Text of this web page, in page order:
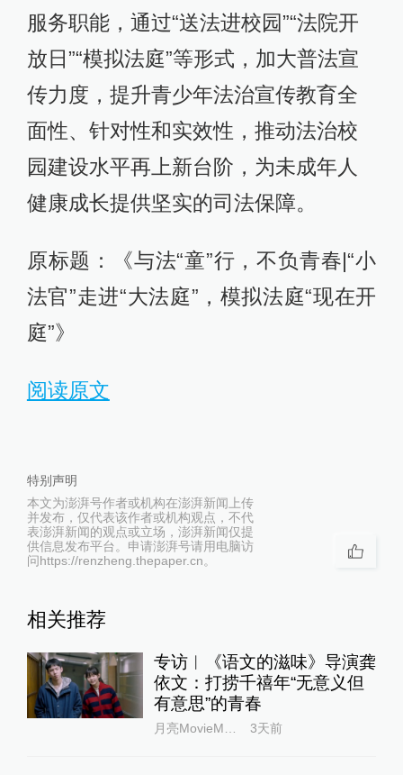
服务职能，通过“送法进校园”“法院开
放日”“模拟法庭”等形式，加大普法宣
传力度，提升青少年法治宣传教育全
面性、针对性和实效性，推动法治校
园建设水平再上新台阶，为未成年人
健康成长提供坚实的司法保障。
原标题：《与法“童”行，不负青春|“小
法官”走进“大法庭”，模拟法庭“现在开
庭”》
阅读原文
特别声明
本文为澎湃号作者或机构在澎湃新闻上传
并发布，仅代表该作者或机构观点，不代
表澎湃新闻的观点或立场，澎湃新闻仅提
供信息发布平台。申请澎湃号请用电脑访
问https://renzheng.thepaper.cn。
相关推荐
专访︱《语文的滋味》导演龚
依文：打捞千禧年“无意义但
有意思”的青春
月亮MovieMonthly 3天前